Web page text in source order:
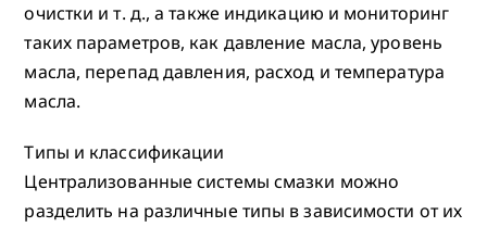
очистки и т. д., а также индикацию и мониторинг
таких параметров, как давление масла, уровень
масла, перепад давления, расход и температура
масла.
Типы и классификации
Централизованные системы смазки можно
разделить на различные типы в зависимости от их